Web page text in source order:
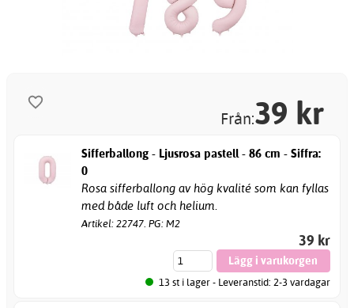
Från:39 kr
Sifferballong - Ljusrosa pastell - 86 cm - Siffra:
0
Rosa sifferballong av hög kvalité som kan fyllas
med både luft och helium.
Artikel: 22747. PG: M2
39 kr
13 st i lager - Leveranstid: 2-3 vardagar